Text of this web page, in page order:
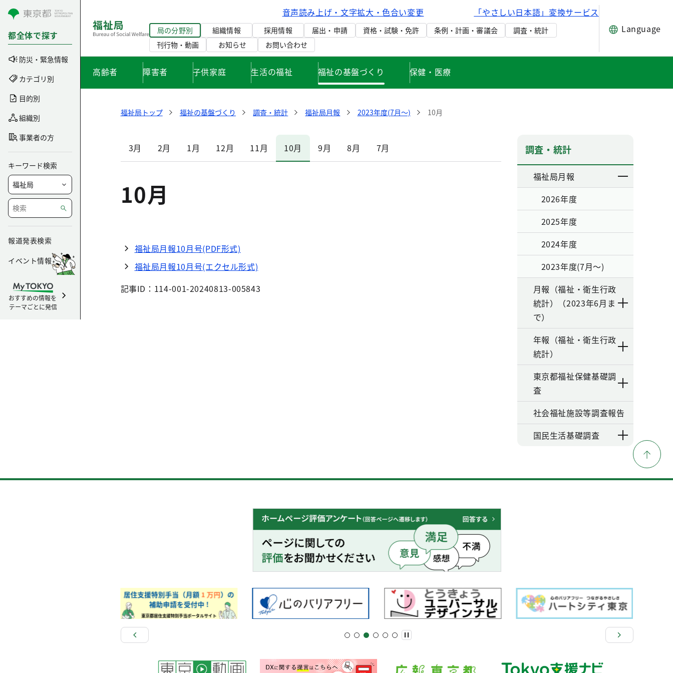
コンテンツにスキップ
都全体で探す
防災・緊急情報
カテゴリ別
目的別
組織別
事業者の方
キーワード検索
報道発表検索
イベント情報
おすすめの情報を
テーマごとに発信
音声読み上げ・文字拡大・色合い変更 「やさしい日本語」変換サービス
局の分野別 組織情報 採用情報 届出・申請 資格・試験・免許 条例・計画・審議会
調査・統計
刊行物・動画
お知らせ お問い合わせ
Language
高齢者 障害者 子供家庭 生活の福祉 福祉の基盤づくり 保健・医療
福祉局トップ 福祉の基盤づくり 調査・統計 福祉局月報 2023年度(7月～) 10月
3月 2月 1月 12月 11月 10月 9月 8月 7月
10月
福祉局月報10月号(PDF形式)
福祉局月報10月号(エクセル形式)
記事ID：114-001-20240813-005843
調査・統計
福祉局月報
2026年度
2025年度
2024年度
2023年度(7月～)
月報（福祉・衛生行政
統計）（2023年6月ま
で）
年報（福祉・衛生行政
統計）
東京都福祉保健基礎調
査
社会福祉施設等調査報告
国民生活基礎調査